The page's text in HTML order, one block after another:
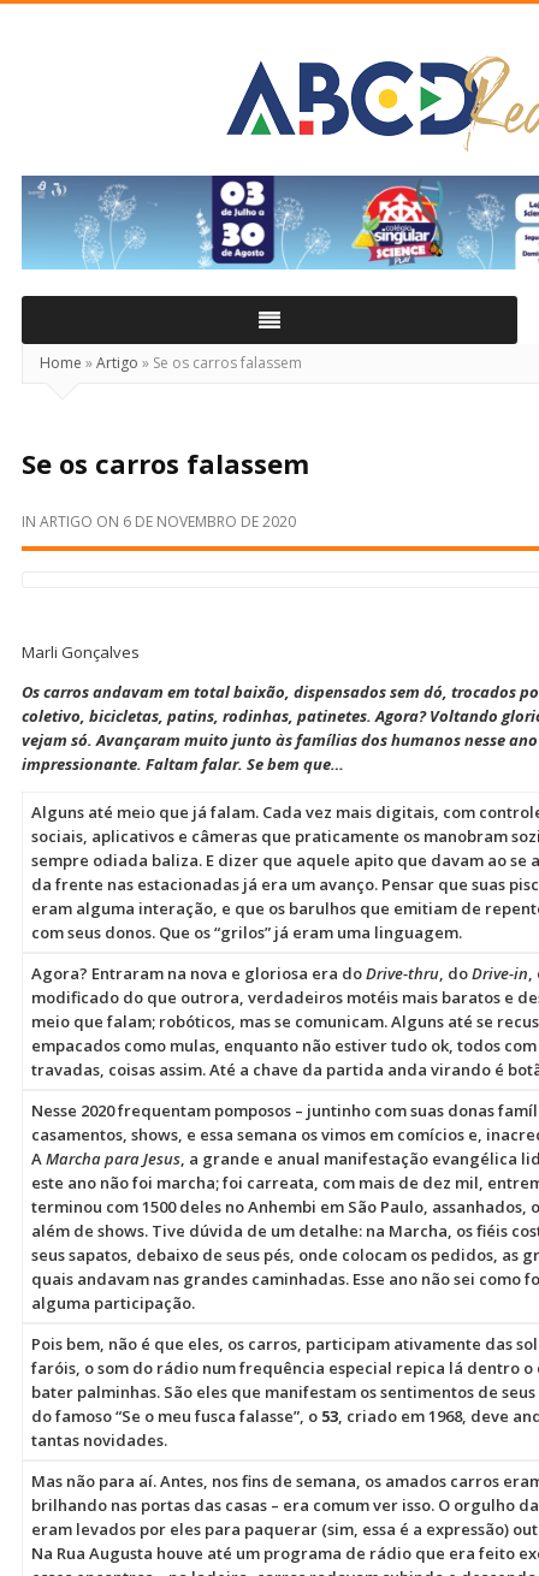
Real
Home »Artigo » Se os carros falassem
Se os carros falassem
IN ARTIGO ON 6 DE NOVEMBRO DE 2020
Marli Gonçalves
Os carros andavam em total baixão, dispensados sem dó, trocados
coletivo, bicicletas, patins, rodinhas, patinetes. Agora? Voltando
vejam só. Avançaram muito junto às famílias dos humanos nesse
impressionante. Faltam falar. Se bem que…
Alguns até meio que já falam. Cada vez mais digitais, com
sociais, aplicativos e câmeras que praticamente os manobram
sempre odiada baliza. E dizer que aquele apito que davam ao se
da frente nas estacionadas já era um avanço. Pensar que suas
eram alguma interação, e que os barulhos que emitiam de
com seus donos. Que os “grilos” já eram uma linguagem.
Agora? Entraram na nova e gloriosa era doDrive-thru, doDrive-in,
modificado do que outrora, verdadeiros motéis mais baratos e
meio que falam; robóticos, mas se comunicam. Alguns até se
empacados como mulas, enquanto não estiver tudo ok, todos
travadas, coisas assim. Até a chave da partida anda virando é
Nesse 2020 frequentam pomposos – juntinho com suas donas
casamentos, shows, e essa semana os vimos em comícios e,
AMarcha para Jesus, a grande e anual manifestação evangélica
este ano não foi marcha; foi carreata, com mais de dez mil,
terminou com 1500 deles no Anhembi em São Paulo, assanhados,
além de shows. Tive dúvida de um detalhe: na Marcha, os fiéis
seus sapatos, debaixo de seus pés, onde colocam os pedidos, as
quais andavam nas grandes caminhadas. Esse ano não sei como
alguma participação.
Pois bem, não é que eles, os carros, participam ativamente das
faróis, o som do rádio num frequência especial repica lá dentro o
bater palminhas. São eles que manifestam os sentimentos de
do famoso “Se o meu fusca falasse”, o 53, criado em 1968, deve
tantas novidades.
Mas não para aí. Antes, nos fins de semana, os amados carros
brilhando nas portas das casas – era comum ver isso. O orgulho
eram levados por eles para paquerar (sim, essa é a expressão)
Na Rua Augusta houve até um programa de rádio que era feito